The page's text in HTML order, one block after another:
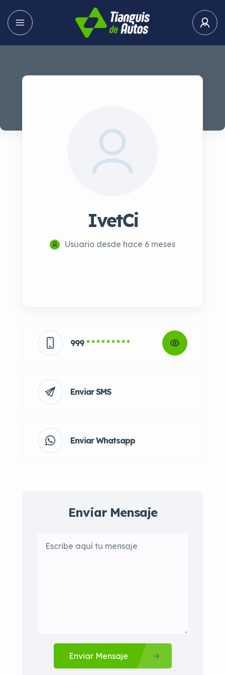
IvetCi
Usuario desde hace 6 meses
999 * * * * * * * * *
Enviar SMS
Enviar Whatsapp
Enviar Mensaje
Enviar Mensaje